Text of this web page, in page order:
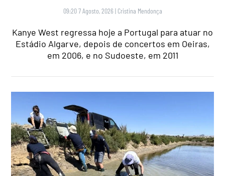
09:20 7 Agosto, 2026 | Cristina Mendonça
Kanye West regressa hoje a Portugal para atuar no
Estádio Algarve, depois de concertos em Oeiras,
em 2006, e no Sudoeste, em 2011